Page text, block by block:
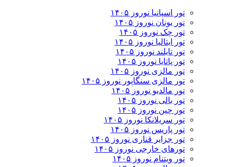
تور اسپانیا نوروز ۱۴۰۵
تور یونان نوروز ۱۴۰۵
تور چک نوروز ۱۴۰۵
تور ایتالیا نوروز ۱۴۰۵
تور تایلند نوروز ۱۴۰۵
تور پاتایا نوروز ۱۴۰۵
تور مالزی نوروز ۱۴۰۵
تور مالزی سنگاپور نوروز ۱۴۰۵
تور مالدیو نوروز ۱۴۰۵
تور بالی نوروز ۱۴۰۵
تور چين نوروز ۱۴۰۵
تور سریلانکا نوروز ۱۴۰۵
تور پاریس نوروز ۱۴۰۵
تور جزایر قناری نوروز ۱۴۰۵
تورهای خارجی نوروز ۱۴۰۵
تور ویتنام نوروز ۱۴۰۵